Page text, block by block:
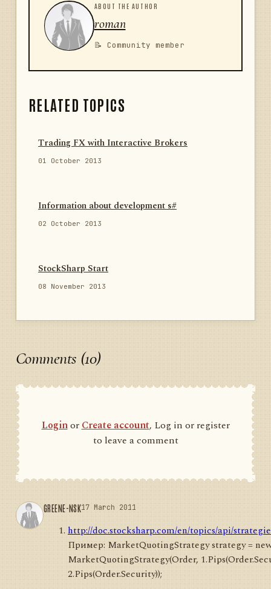
ABOUT THE AUTHOR
roman
📝 Community member
RELATED TOPICS
Trading FX with Interactive Brokers
01 October 2013
Information about development s#
02 October 2013
StockSharp Start
08 November 2013
Comments (10)
LoginorCreate account, Log in or register
to leave a comment
GREENE-NSK17 March 2011
http://doc.stocksharp.com/en/topics/api/
Пример: MarketQuotingStrategy strategy =
MarketQuotingStrategy(Order,
2.Pips(Order.Security));